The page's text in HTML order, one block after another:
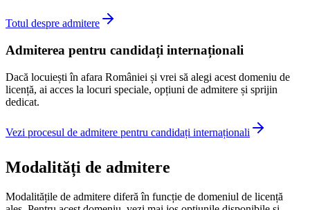
Totul despre admitere
Admiterea pentru candidați internaționali
Dacă locuiești în afara României și vrei să alegi acest domeniu de
licență, ai acces la locuri speciale, opțiuni de admitere și sprijin
dedicat.
Vezi procesul de admitere pentru candidați internaționali
Modalități de admitere
Modalitățile de admitere diferă în funcție de domeniul de licență